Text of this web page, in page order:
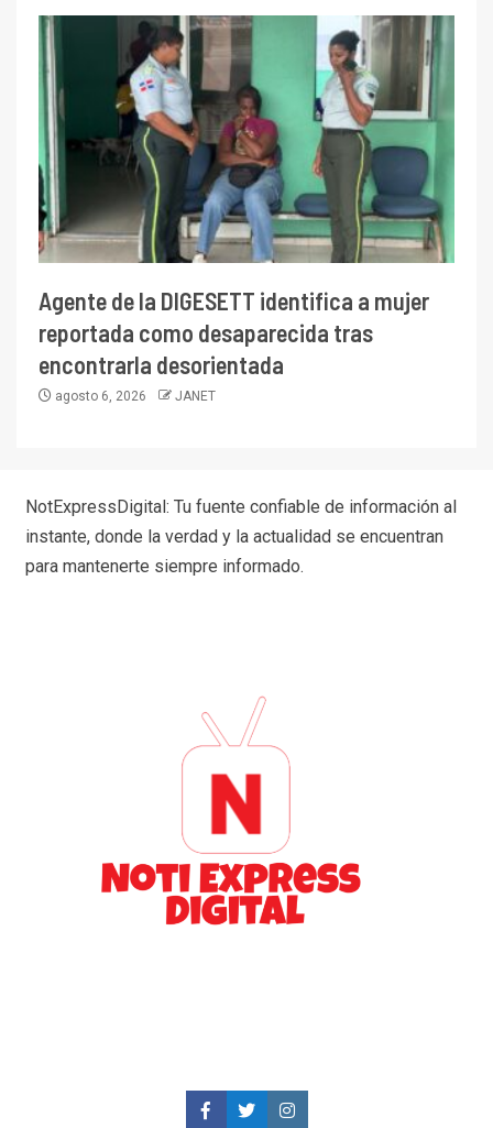
Agente de la DIGESETT identifica a mujer
reportada como desaparecida tras
encontrarla desorientada
agosto 6, 2026 JANET
NotExpressDigital: Tu fuente confiable de información al
instante, donde la verdad y la actualidad se encuentran
para mantenerte siempre informado.